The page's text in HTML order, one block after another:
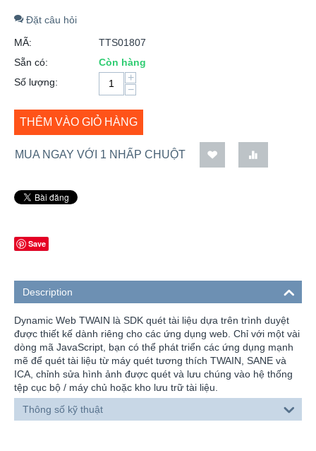
Đặt câu hỏi
MÃ:
TTS01807
Sẵn có:
Còn hàng
Số lượng:
+
−
THÊM VÀO GIỎ HÀNG
MUA NGAY VỚI 1 NHẤP CHUỘT
Save
Description
Dynamic Web TWAIN là SDK quét tài liệu dựa trên trình duyệt
được thiết kế dành riêng cho các ứng dụng web. Chỉ với một vài
dòng mã JavaScript, bạn có thể phát triển các ứng dụng mạnh
mẽ để quét tài liệu từ máy quét tương thích TWAIN, SANE và
ICA, chỉnh sửa hình ảnh được quét và lưu chúng vào hệ thống
tệp cục bộ / máy chủ hoặc kho lưu trữ tài liệu.
Thông số kỹ thuật